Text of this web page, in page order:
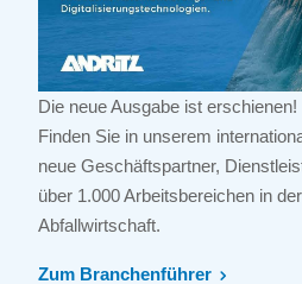
Die neue Ausgabe ist erschienen!
Finden Sie in unserem
neue Geschäftspartner,
über 1.000 Arbeitsbereichen in
Abfallwirtschaft.
Zum Branchenführer